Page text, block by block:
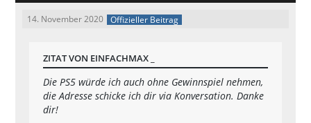
14. November 2020 Offizieller Beitrag
ZITAT VON EINFACHMAX _
Die PS5 würde ich auch ohne Gewinnspiel nehmen,
die Adresse schicke ich dir via Konversation. Danke
dir!